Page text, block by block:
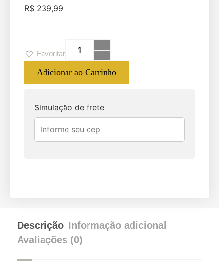
R$ 239,99
Adicionar ao Carrinho
Favoritar
Simulação de frete
Descrição Informação adicional
Avaliações (0)